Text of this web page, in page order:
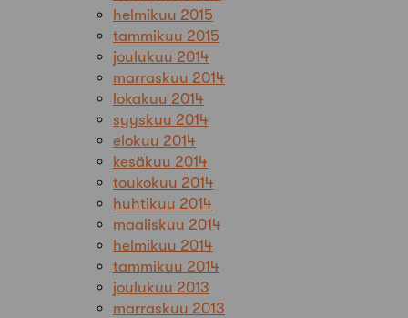
helmikuu 2015
tammikuu 2015
joulukuu 2014
marraskuu 2014
lokakuu 2014
syyskuu 2014
elokuu 2014
kesäkuu 2014
toukokuu 2014
huhtikuu 2014
maaliskuu 2014
helmikuu 2014
tammikuu 2014
joulukuu 2013
marraskuu 2013